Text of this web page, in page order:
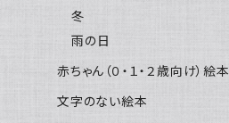
冬
雨の日
赤ちゃん（０・１・２歳向け）絵本
文字のない絵本